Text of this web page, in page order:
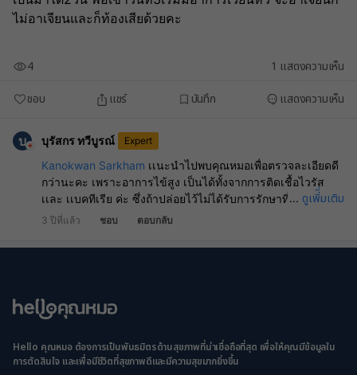
ไม่อาเจียนและก็ท้องเสียด้วยคะ
ชอบ แชร์ บันทึก แสดงความเห็น
4 1 แสดงความเห็น
บ บุรัสกร ทวีบูรณ์ Expert
Kanokwan Sarkham เเนะนำไปพบคุณหมอเพื่อตรวจละเอียดดี
กว่านะคะ เพราะอาการไข้สูง เป็นได้ทั้งจากการติดเชื้อไวรัส
เเละ เเบคทีเรีย ค่ะ ซึ่งถ้าปล่อยไว้ไม่ได้รับการรักษาที่ถูกต้อง อาจ
เป็นอันตรายได้ค่ะ
... ดูเพิ่ิ่มเติม
3 ปีที่แล้ว ชอบ ตอบกลับ
Hello คุณหมอ ต้องการเป็นพันธมิตรด้านสุขภาพที่น่าเชื่อถือที่สุด เพื่อให้คุณมีข้อมูลใน
การตัดสินใจ และเพื่อมีชีวิตที่สุขภาพดีและมีความสุขมากยิ่งขึ้น